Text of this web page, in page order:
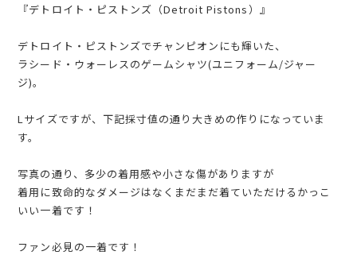
『デトロイト・ピストンズ（Detroit Pistons）』
デトロイト・ピストンズでチャンピオンにも輝いた、
ラシード・ウォーレスのゲームシャツ(ユニフォーム/ジャー
ジ)。
Lサイズですが、下記採寸値の通り大きめの作りになっていま
す。
写真の通り、多少の着用感や小さな傷がありますが
着用に致命的なダメージはなくまだまだ着ていただけるかっこ
いい一着です！
ファン必見の一着です！